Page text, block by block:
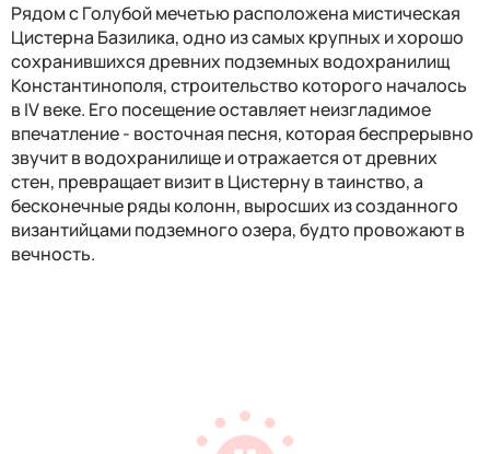
Рядом с Голубой мечетью расположена мистическая
Цистерна Базилика, одно из самых крупных и хорошо
сохранившихся древних подземных водохранилищ
Константинополя, строительство которого началось
в IV веке. Его посещение оставляет неизгладимое
впечатление - восточная песня, которая беспрерывно
звучит в водохранилище и отражается от древних
стен, превращает визит в Цистерну в таинство, а
бесконечные ряды колонн, выросших из созданного
византийцами подземного озера, будто провожают в
вечность.